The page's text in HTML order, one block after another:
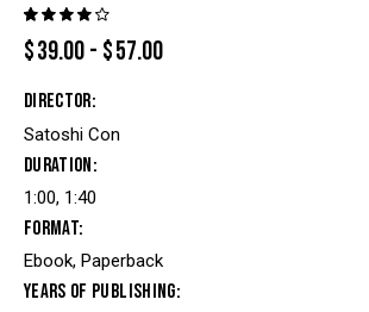
do con
4.00
en
base
valorac
un
$39.00- $57.00
Director
Satoshi Con
Duration
1:00, 1:40
Format
Ebook, Paperback
Years of Publishing